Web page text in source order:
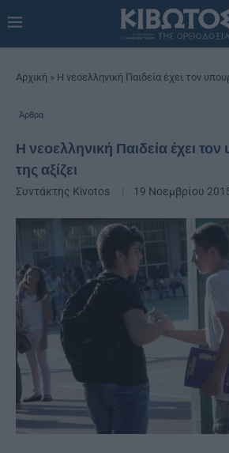
Αρχική » Η νεοελληνική Παιδεία έχει τον
Άρθρα
Η νεοελληνική Παιδεία έχει
της αξίζει
Συντάκτης Kivotos 19 Νοεμβρίου